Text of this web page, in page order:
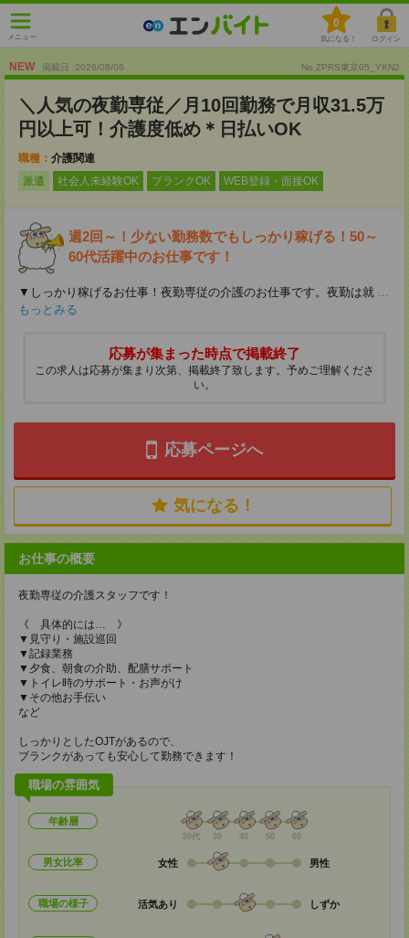
メニュー
0
気になる！ ログイン
NEW 掲載日 :2026/08/06 No.ZPRS東京05_YKN2
＼人気の夜勤専従／月10回勤務で月収31.5万
円以上可！介護度低め＊日払いOK
職種： 介護関連
派遣
社会人未経験OK ブランクOK WEB登録・面接OK
週2回～！少ない勤務数でもしっかり稼げる！50～
60代活躍中のお仕事です！
▼しっかり稼げるお仕事！夜勤専従の介護のお仕事です。夜勤は就 ...
もっとみる
応募が集まった時点で掲載終了
この求人は応募が集まり次第、掲載終了致します。予めご理解くださ
い。
応募ページへ
気になる！
お仕事の概要
夜勤専従の介護スタッフです！
《 具体的には… 》
▼見守り・施設巡回
▼記録業務
▼夕食、朝食の介助、配膳サポート
▼トイレ時のサポート・お声がけ
▼その他お手伝い
など
しっかりとしたOJTがあるので、
ブランクがあっても安心して勤務できます！
職場の雰囲気
年齢層
20代 30 40 50 60
男女比率 女性 男性
職場の様子 活気あり しずか